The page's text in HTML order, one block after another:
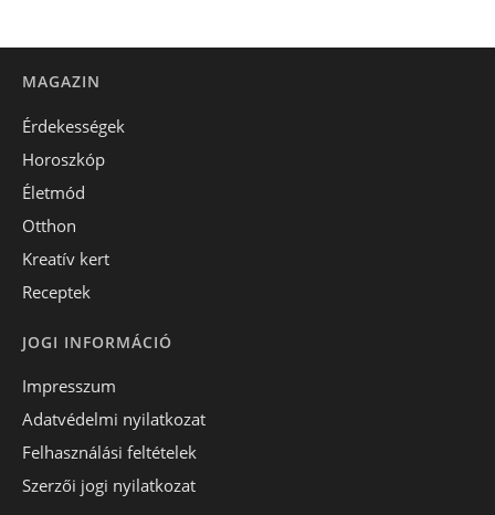
MAGAZIN
Érdekességek
Horoszkóp
Életmód
Otthon
Kreatív kert
Receptek
JOGI INFORMÁCIÓ
Impresszum
Adatvédelmi nyilatkozat
Felhasználási feltételek
Szerzői jogi nyilatkozat